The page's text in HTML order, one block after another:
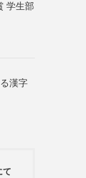
学生部
漢字
て